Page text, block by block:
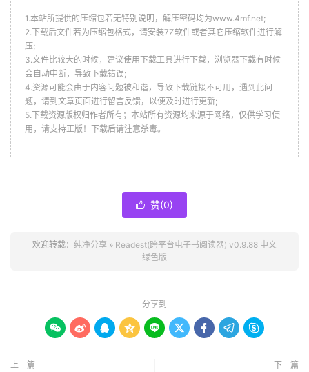
1.本站所提供的压缩包若无特别说明，解压密码均为www.4mf.net;
2.下载后文件若为压缩包格式，请安装7Z软件或者其它压缩软件进行解
压;
3.文件比较大的时候，建议使用下载工具进行下载，浏览器下载有时候
会自动中断，导致下载错误;
4.资源可能会由于内容问题被和谐，导致下载链接不可用，遇到此问
题，请到文章页面进行留言反馈，以便及时进行更新;
5.下载资源版权归作者所有；本站所有资源均来源于网络，仅供学习使
用，请支持正版！下载后请注意杀毒。
 赞(0)
欢迎转载： 纯净分享 » Readest(跨平台电子书阅读器) v0.9.88 中文
绿色版
分享到
        
上一篇 下一篇